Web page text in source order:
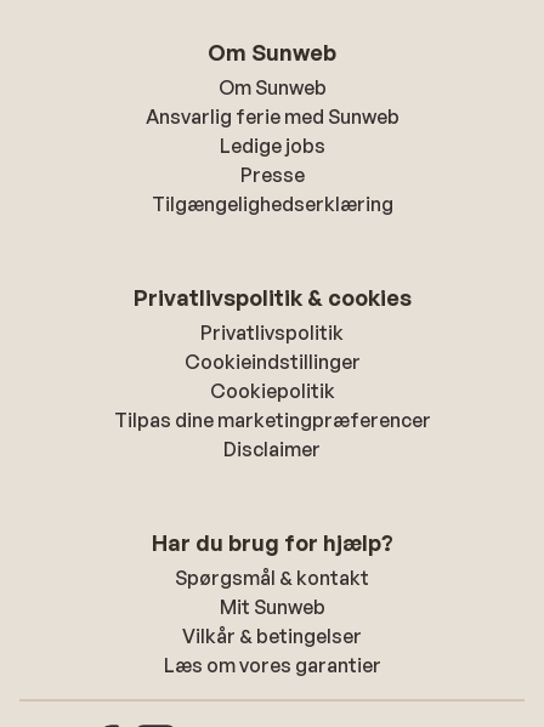
Om Sunweb
Om Sunweb
Ansvarlig ferie med Sunweb
Ledige jobs
Presse
Tilgængelighedserklæring
Privatlivspolitik & cookies
Privatlivspolitik
Cookieindstillinger
Cookiepolitik
Tilpas dine marketingpræferencer
Disclaimer
Har du brug for hjælp?
Spørgsmål & kontakt
Mit Sunweb
Vilkår & betingelser
Læs om vores garantier